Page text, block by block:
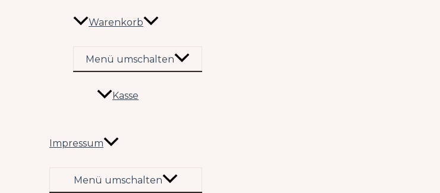
Warenkorb
Menü umschalten
Kasse
Impressum
Menü umschalten